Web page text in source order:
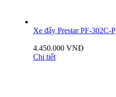
Xe đẩy Prestar PF-302C-P
4.450.000 VNĐ
Chi tiết